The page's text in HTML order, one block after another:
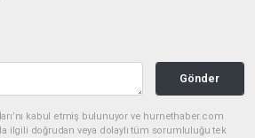
Gönder
kabul etmiş bulunuyor ve hurnethaber.com
ilgili doğrudan veya dolaylı tüm sorumluluğu tek